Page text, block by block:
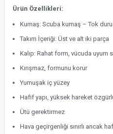
Ürün Özellikleri:
Kumaş: Scuba kumaş – Tok
Takım İçeriği: Üst ve alt iki parça
Kalıp: Rahat form, vücuda uyum
Kırışmaz, formunu korur
Yumuşak iç yüzey
Hafif yapı, yüksek hareket
Ütü gerektirmez
Hava geçirgenliği sınırlı ancak